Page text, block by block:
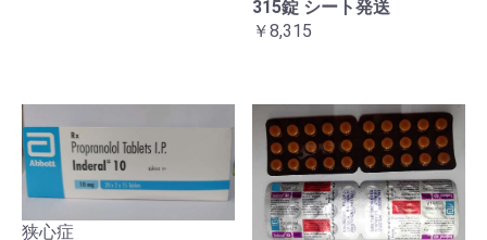
315錠 シート発送
￥8,315
狭心症